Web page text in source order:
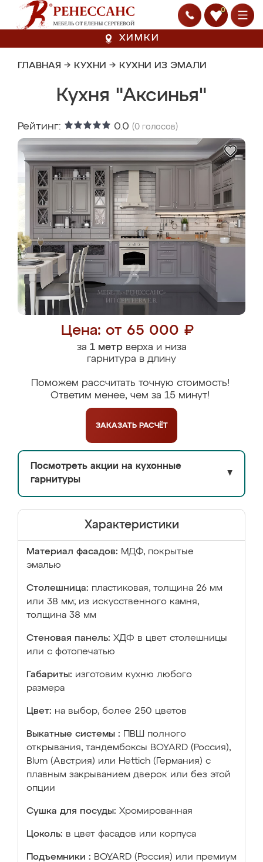
0
ХИМКИ
ГЛАВНАЯ → КУХНИ → КУХНИ ИЗ ЭМАЛИ
Кухня "Аксинья"
Рейтинг: 0.0 (0 голосов)
Цена: от 65 000 ₽
за 1 метрверха и низа
гарнитура в длину
Поможем рассчитать точную стоимость!
Ответим менее, чем за 15 минут!
ЗАКАЗАТЬ РАСЧЁТ
Посмотреть акции на кухонные
гарнитуры
▼
Характеристики
Материал фасадов: МДФ, покрытые
эмалью
Столешница: пластиковая, толщина 26 мм
или 38 мм; из искусственного камня,
толщина 38 мм
Стеновая панель: ХДФ в цвет столешницы
или с фотопечатью
Габариты: изготовим кухню любого
размера
Цвет: на выбор, более 250 цветов
Выкатные системы :
ПВШ полного
открывания, тандембоксы BOYARD (Россия),
Blum (Австрия) или Hettich (Германия) с
плавным закрыванием дверок или без этой
опции
Сушка для посуды: Хромированная
Цоколь: в цвет фасадов или корпуса
Подъемники : BOYARD (Россия) или премиум